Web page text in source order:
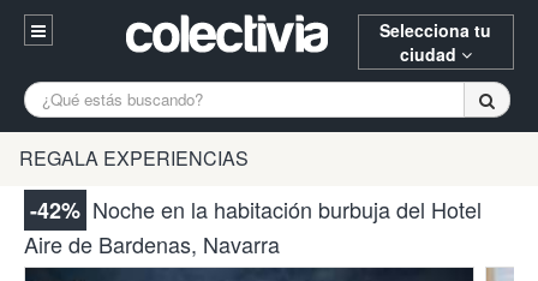
Selecciona tu
ciudad
Entrar
94 652 38 15 (L-V 10:30-15:00)
¿Necesitas ayuda? Escríbenos
A Coruña Alicante
Bilbao Burgos Donostia
Gijón Huesca
REGALA EXPERIENCIAS
-42% Noche en la habitación burbuja del Hotel
Aire de Bardenas, Navarra